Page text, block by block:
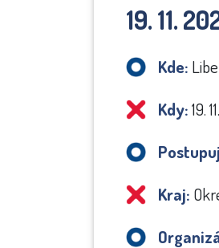
19. 11.
Kde:
Kdy:19.
Kraj: